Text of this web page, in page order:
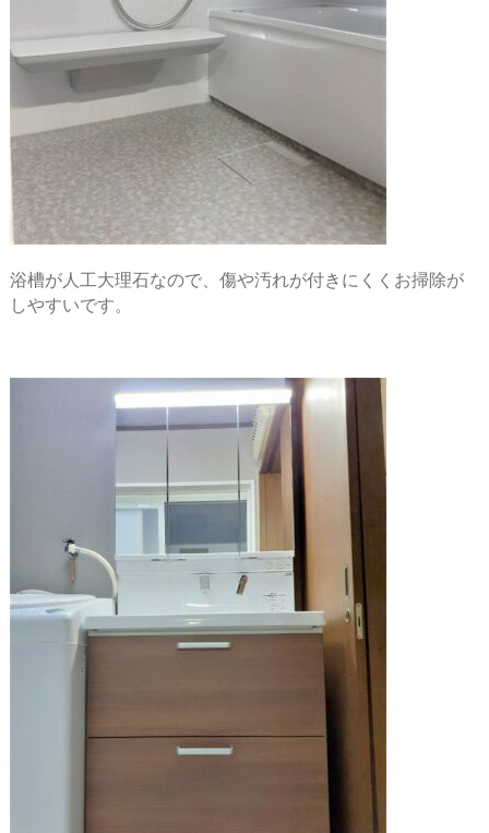
浴槽が人工大理石なので、傷や汚れが付きにくくお掃除が
しやすいです。